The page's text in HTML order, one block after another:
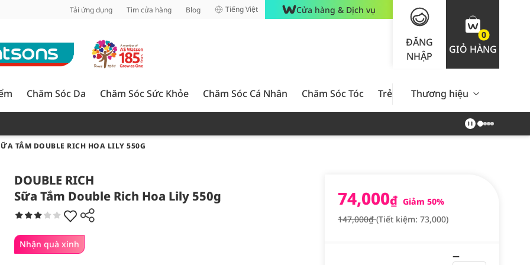
Tải ứng dụng Tìm cửa hàng Blog Tiếng Việt Cửa hàng & Dịch vụ
ĐĂNG
NHẬP
0
GIỎ HÀNG
Chăm Sóc Da Chăm Sóc Sức Khỏe Chăm Sóc Cá Nhân Chăm Sóc Tóc Trẻ Em Nam Giới Chăm Sóc
Thương hiệu
TẮM DOUBLE RICH HOA LILY 550G
DOUBLE RICH
Sữa Tắm Double Rich Hoa Lily 550g
Nhận quà xinh
74,000₫ Giảm 50%
147,000₫(Tiết kiệm: 73,000)